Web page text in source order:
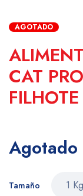
AGOTADO
CAT
Agotado
Tamaño